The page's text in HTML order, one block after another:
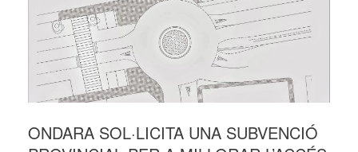
ONDARA SOL·LICITA UNA SUBVENCIÓ